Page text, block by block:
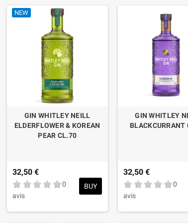
di frumento, e vengono poi distillate in piccoli lotti in un
leggero e agrumato, più morbido e rotondo rispetto
Neill cerca di raccontare i suoi ricordi, i suoi viaggi e la
esempio, è una celebrazione del suo viaggio di nozze in
& Ginger invece, troviamo la storia di un viaggio in
alcuni dei tanti Whitley Neill Gin prodotti dalla
NEW
GIN WHITLEY NEILL
ELDERFLOWER & KOREAN
PEAR CL.70
32,50 €
0
avis
BUY
GIN WHITLEY
BLACKCURRANT
32,50 €
0
avis